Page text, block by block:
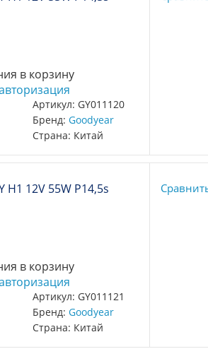
в корзину
Артикул: GY011120
Бренд:Goodyear
Страна: Китай
Н1 12V 55W P14,5s
в корзину
Артикул: GY011121
Бренд:Goodyear
Страна: Китай